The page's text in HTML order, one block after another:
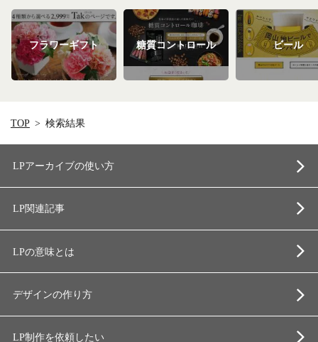
フラワーギフト 糖質コントロール ビール
TOP 検索結果
LPアーカイブの使い方
LP関連記事
LPの意味とは
デザインの作り方
LP制作を依頼したい